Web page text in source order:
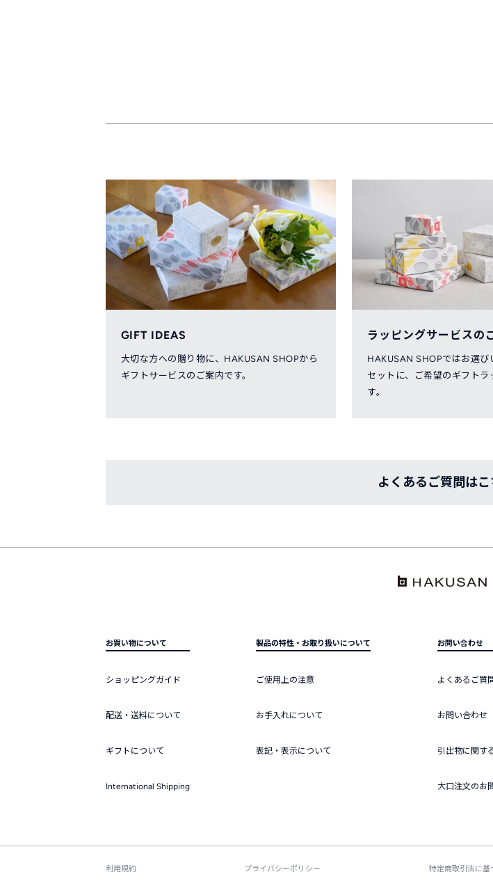
GIFT IDEAS
大切な方への贈り物に、HAKUSAN SHOPから
ギフトサービスのご案内です。
ラッピングサービスの
HAKUSAN SHOPではお選び
セットに、ご希望のギフトラ
す。
よくあるご質問はこ
お買い物について
ショッピングガイド
配送・送料について
ギフトについて
International Shipping
製品の特性・お取り扱いについて
ご使用上の注意
お手入れについて
表記・表示について
お問い合わせ
よくあるご質
お問い合わせ
引出物に関す
大口注文のお
利用規約 プライバシーポリシー 特定商取引法に基